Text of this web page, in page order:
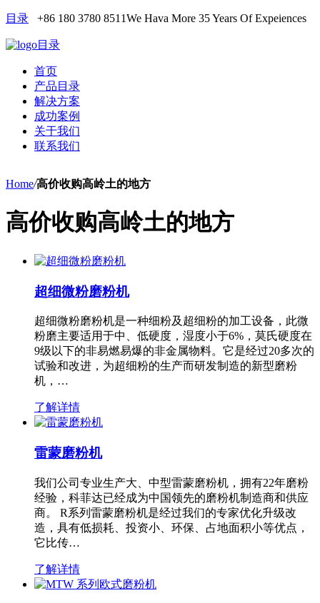
目录 +86 180 3780 8511We Hava More 35 Years Of Expeiences
目录
首页
产品目录
解决方案
成功案例
关于我们
联系我们
Home/高价收购高岭土的地方
高价收购高岭土的地方
超细微粉磨粉机
超细微粉磨粉机是一种细粉及超细粉的加工设备，此微
粉磨主要适用于中、低硬度，湿度小于6%，莫氏硬度在
9级以下的非易燃易爆的非金属物料。它是经过20多次的
试验和改进，为超细粉的生产而研发制造的新型磨粉
机，…
了解详情
雷蒙磨粉机
我们公司专业生产大、中型雷蒙磨粉机，拥有22年磨粉
经验，科菲达已经成为中国领先的磨粉机制造商和供应
商。 R系列雷蒙磨粉机是经过我们的专家优化升级改
造，具有低损耗、投资小、环保、占地面积小等优点，
它比传…
了解详情